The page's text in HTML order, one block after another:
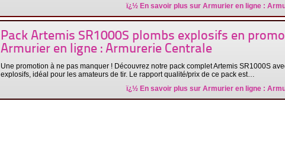
ï¿½ En savoir plus sur Armurier en ligne :
Pack Artemis SR1000S plombs explosifs en
Armurier en ligne : Armurerie Centrale
Une promotion à ne pas manquer ! Découvrez notre pack complet Artemis SR1000S
explosifs, idéal pour les amateurs de tir. Le rapport qualité/prix de ce pack est…
ï¿½ En savoir plus sur Armurier en ligne :